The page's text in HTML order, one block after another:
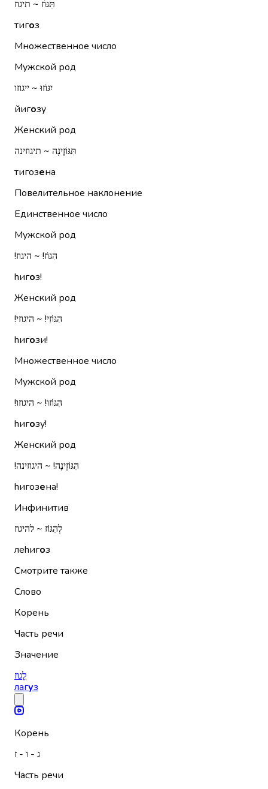
תִּגּוֹז ~ תיגוז
тигоз
Множественное число
Мужской род
יִגּוֹזוּ ~ ייגוזו
йигозу
Женский род
תִּגּוֹזֶינָה ~ תיגוזינה
тигозена
Повелительное наклонение
Единственное число
Мужской род
הִגּוֹז!‏ ~ היגוז!‏
hигоз!
Женский род
הִגּוֹזִי!‏ ~ היגוזי!‏
hигози!
Множественное число
Мужской род
הִגּוֹזוּ!‏ ~ היגוזו!‏
hигозу!
Женский род
הִגּוֹזֶינָה!‏ ~ היגוזינה!‏
hигозена!
Инфинитив
לְהִגּוֹז ~ להיגוז
леhигоз
Смотрите также
Слово
Корень
Часть речи
Значение
לָגוּז
лагуз
Корень
ג - ו - ז
Часть речи